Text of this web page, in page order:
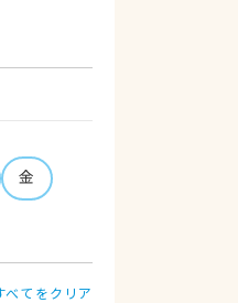
金
べてをクリア